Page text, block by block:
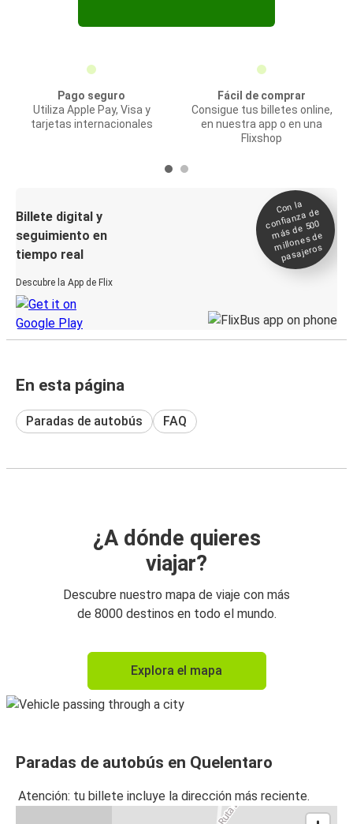
Pago seguro
Utiliza Apple Pay, Visa y
tarjetas internacionales
Fácil de comprar
Consigue tus billetes online,
en nuestra app o en una
Flixshop
Billete digital y
seguimiento en
tiempo real
Descubre la App de Flix
Con la
confianza de
más de 500
millones de
pasajeros
En esta página
Paradas de autobús FAQ
¿A dónde quieres
viajar?
Descubre nuestro mapa de viaje con más
de 8000 destinos en todo el mundo.
Explora el mapa
Paradas de autobús en Quelentaro
Atención: tu billete incluye la dirección más reciente.